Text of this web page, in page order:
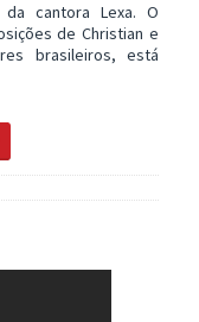
cantora Lexa. O
de Christian e
brasileiros, está